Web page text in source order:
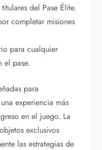
del Pase Élite.
completar misiones
para cualquier
el pase.
para
experiencia más
en el juego. La
exclusivos
las estrategias de